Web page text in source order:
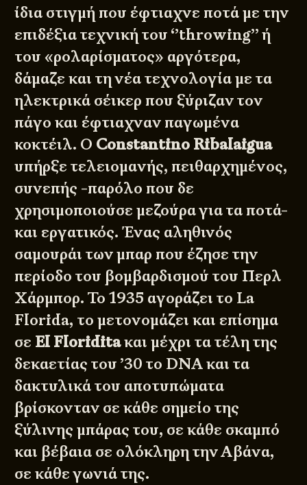
ίδια στιγμή που έφτιαχνε ποτά με την
επιδέξια τεχνική του ‘’throwing’’ ή
του «ρολαρίσματος» αργότερα,
δάμαζε και τη νέα τεχνολογία με τα
ηλεκτρικά σέικερ που ξύριζαν τον
πάγο και έφτιαχναν παγωμένα
κοκτέιλ. Ο Constantino Ribalaigua
υπήρξε τελειομανής, πειθαρχημένος,
συνεπής -παρόλο που δε
χρησιμοποιούσε μεζούρα για τα ποτά-
και εργατικός. Ένας αληθινός
σαμουράι των μπαρ που έζησε την
περίοδο του βομβαρδισμού του Περλ
Χάρμπορ. Το 1935 αγοράζει το La
Florida, το μετονομάζει και επίσημα
σε El Floriditaκαι μέχρι τα τέλη της
δεκαετίας του ’30 το DNA και τα
δακτυλικά του αποτυπώματα
βρίσκονταν σε κάθε σημείο της
ξύλινης μπάρας του, σε κάθε σκαμπό
και βέβαια σε ολόκληρη την Αβάνα,
σε κάθε γωνιά της.